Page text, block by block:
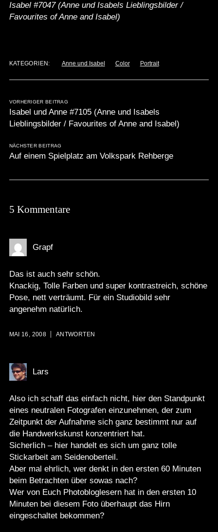
Isabel #7047 (Anne und Isabels Lieblingsbilder /
Favourites of Anne and Isabel)
KATEGORIEN: Anne und Isabel Color Portrait
VORHERIGER BEITRAG
Isabel und Anne #7105 (Anne und Isabels
Lieblingsbilder / Favourites of Anne and Isabel)
NÄCHSTER BEITRAG
Auf einem Spielplatz am Volkspark Rehberge
5 Kommentare
Grapf
Das ist auch sehr schön.
Knackig, Tolle Farben und super kontrastreich, schöne
Pose, nett verträumt. Für ein Studiobild sehr
angenehm natürlich.
MAI 16, 2008 ANTWORTEN
Lars
Also ich schaff das einfach nicht, hier den Standpunkt
eines neutralen Fotografen einzunehmen, der zum
Zeitpunkt der Aufnahme sich ganz bestimmt nur auf
die Handwerkskunst konzentriert hat.
Sicherlich – hier handelt es sich um ganz tolle
Stickarbeit am Seidenoberteil.
Aber mal ehrlich, wer denkt in den ersten 60 Minuten
beim Betrachten über sowas nach?
Wer von Euch Photobloglesern hat in den ersten 10
Minuten bei diesem Foto überhaupt das Hirn
eingeschaltet bekommen?